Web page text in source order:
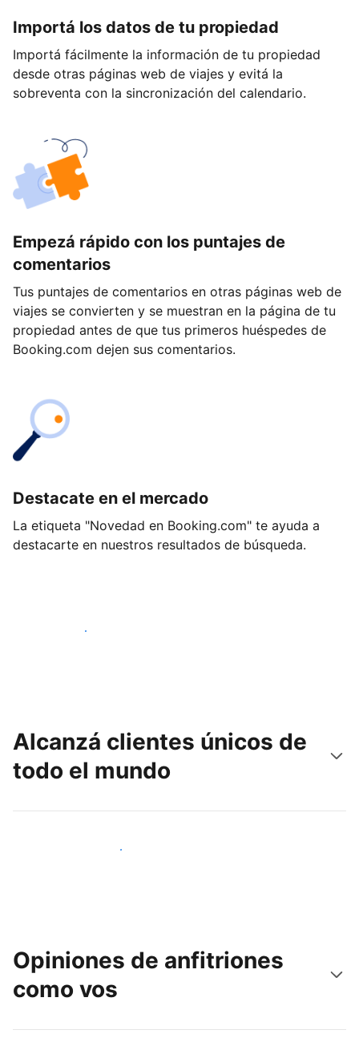
Importá los datos de tu propiedad
Importá fácilmente la información de tu propiedad
desde otras páginas web de viajes y evitá la
sobreventa con la sincronización del calendario.
Empezá rápido con los puntajes de
comentarios
Tus puntajes de comentarios en otras páginas web de
viajes se convierten y se muestran en la página de tu
propiedad antes de que tus primeros huéspedes de
Booking.com dejen sus comentarios.
Destacate en el mercado
La etiqueta "Novedad en Booking.com" te ayuda a
destacarte en nuestros resultados de búsqueda.
Empezá hoy mismo
Alcanzá clientes únicos de
todo el mundo
Llegá a huéspedes nuevos hoy
Opiniones de anfitriones
como vos